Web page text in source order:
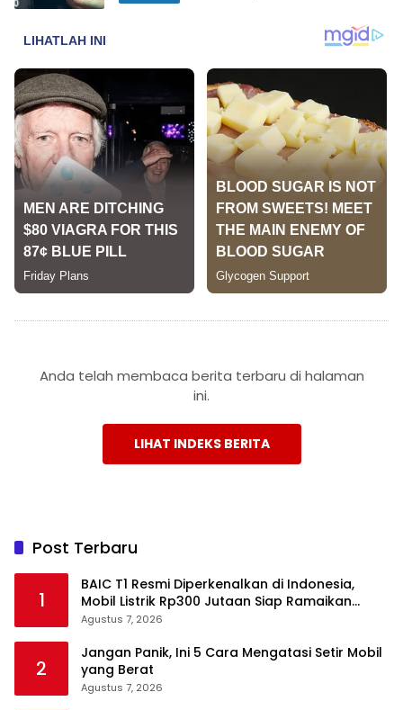
Anda telah membaca berita terbaru di halaman
ini.
LIHAT INDEKS BERITA
Post Terbaru
1
BAIC T1 Resmi Diperkenalkan di Indonesia,
Mobil Listrik Rp300 Jutaan Siap Ramaikan
Pasar EV
Agustus 7, 2026
2
Jangan Panik, Ini 5 Cara Mengatasi Setir Mobil
yang Berat
Agustus 7, 2026